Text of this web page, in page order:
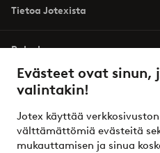
Evästeet ovat sinun,
valintakin!
Jotex käyttää
välttämättömiä evästeitä
mukauttamisen ja sinua
Tietoa Jotexista
Palvelumme
Ehdot
Ystävät